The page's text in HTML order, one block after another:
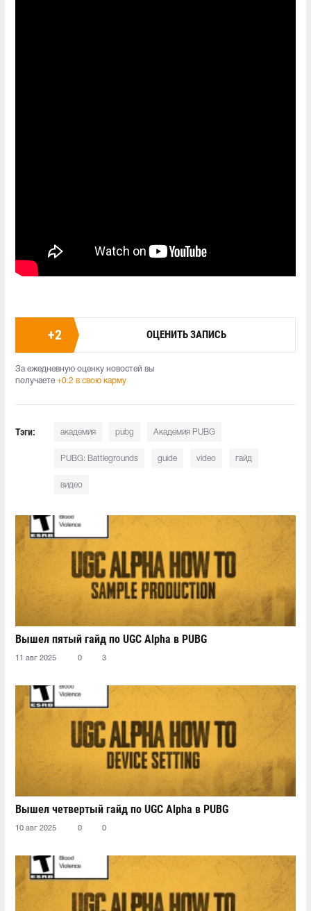
+2 ОЦЕНИТЬ ЗАПИСЬ
За ежедневную оценку новостей вы
получаете +0.2 в свою карму
Тэги: академия pubg Академия PUBG
PUBG: Battlegrounds guide video гайд
видео
Вышел пятый гайд по UGC Alpha в PUBG
11 авг 2025 0 3
Вышел четвертый гайд по UGC Alpha в PUBG
10 авг 2025 0 0